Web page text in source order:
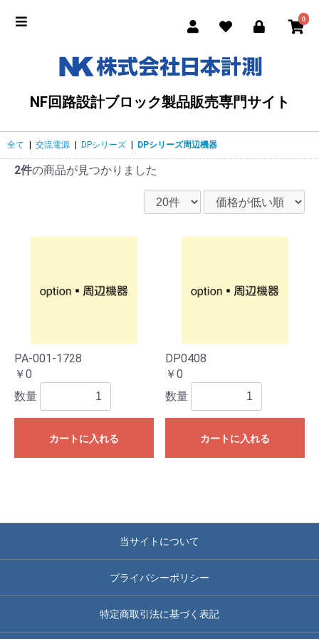
0
NF回路設計ブロック製品販売専門サイト
全て 交流電源 DPシリーズ DPシリーズ周辺機器
2件の商品が見つかりました
PA-001-1728
￥0
数量
カートに入れる
DP0408
￥0
数量
カートに入れる
当サイトについて
プライバシーポリシー
特定商取引法に基づく表記